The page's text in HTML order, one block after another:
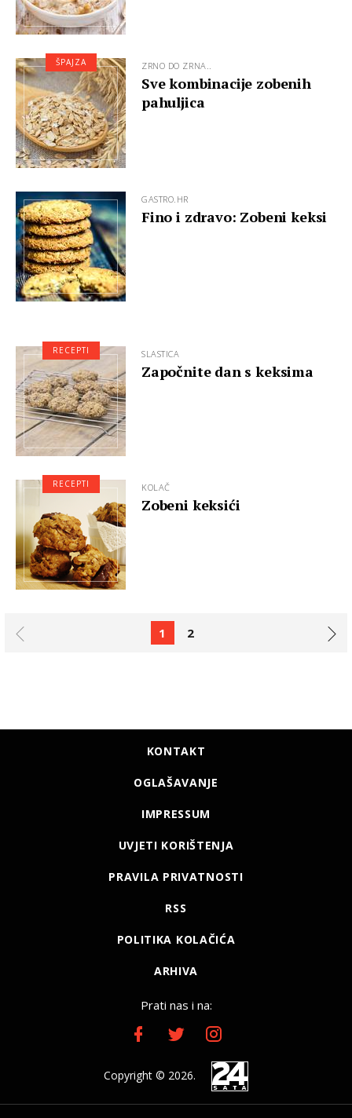
ZRNO DO ZRNA..
Sve kombinacije zobenih
pahuljica
ŠPAJZA
GASTRO.HR
Fino i zdravo: Zobeni keksi
SLASTICA
Započnite dan s keksima
RECEPTI
KOLAČ
Zobeni keksići
RECEPTI
1 2
KONTAKT
OGLAŠAVANJE
IMPRESSUM
UVJETI KORIŠTENJA
PRAVILA PRIVATNOSTI
RSS
POLITIKA KOLAČIĆA
ARHIVA
Prati nas i na:
Copyright © 2026.